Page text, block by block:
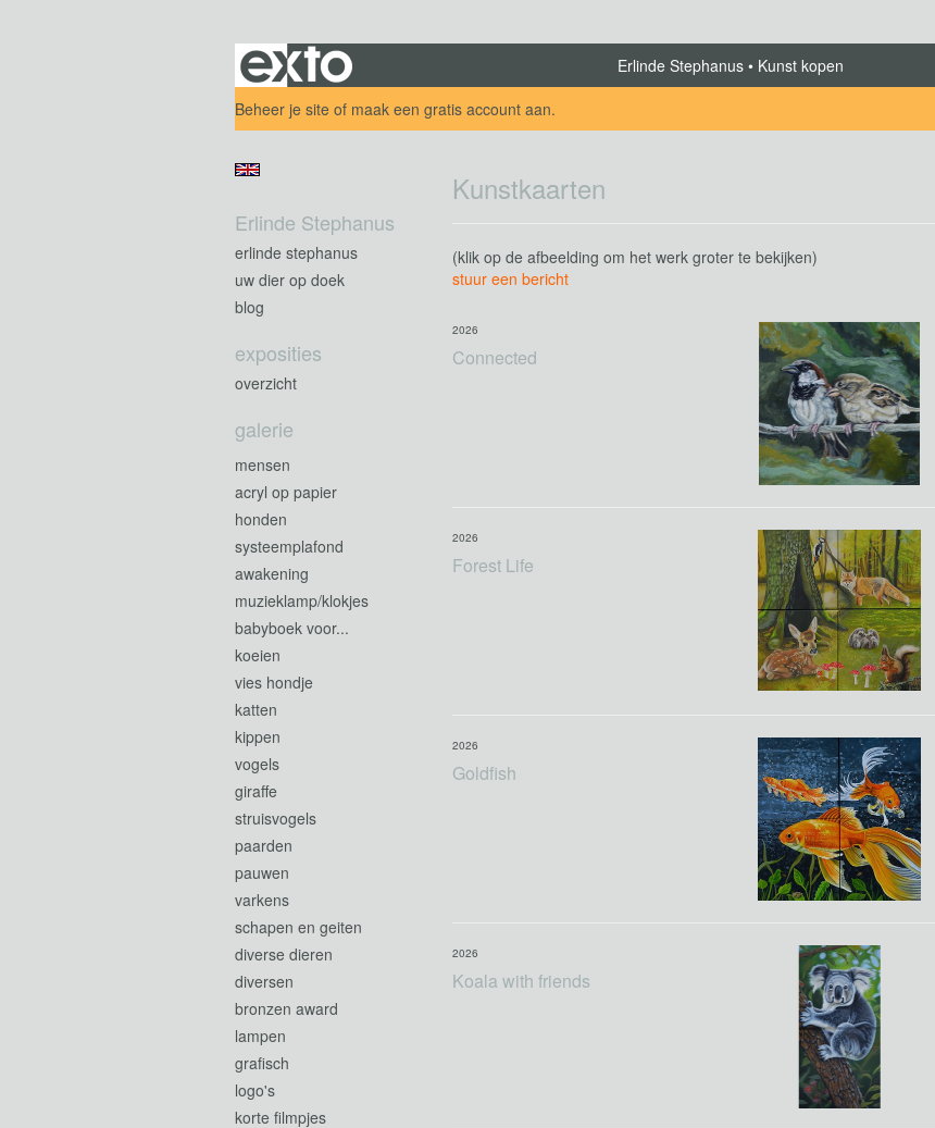
Erlinde Stephanus
Kunst kopen
Beheer je site of maak een gratis account aan.
Kunstkaarten
(klik op de afbeelding om het werk groter te bekijken)
stuur een bericht
Connected
2026
Forest Life
2026
Goldfish
2026
Koala with friends
2026
Erlinde Stephanus
erlinde stephanus
uw dier op doek
blog
exposities
overzicht
galerie
mensen
acryl op papier
honden
systeemplafond
awakening
muzieklamp/klokjes
babyboek voor...
koeien
vies hondje
katten
kippen
vogels
giraffe
struisvogels
paarden
pauwen
varkens
schapen en geiten
diverse dieren
diversen
bronzen award
lampen
grafisch
logo's
korte filmpjes